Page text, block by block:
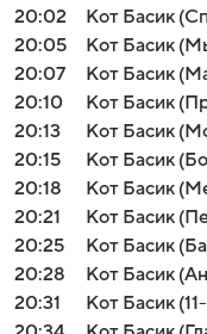
20:02
Кот Басик
20:05
Кот Басик
20:07
Кот Басик
20:10
Кот Басик
20:13
Кот Басик
20:15
Кот Басик
20:18
Кот Басик
20:21
Кот Басик
20:25
Кот Басик
20:28
Кот Басик
20:31
Кот Басик